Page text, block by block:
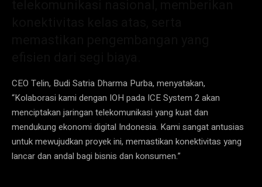
CEO Telin, Budi Satria Dharma Purba, menyatakan,
“Kolaborasi kami dengan IOH pada ICE System 2 akan
menciptakan jaringan telekomunikasi yang kuat dan
mendukung ekonomi digital Indonesia. Kami sangat antusias
untuk mewujudkan proyek ini, memastikan konektivitas yang
lancar dan andal bagi bisnis dan konsumen.”